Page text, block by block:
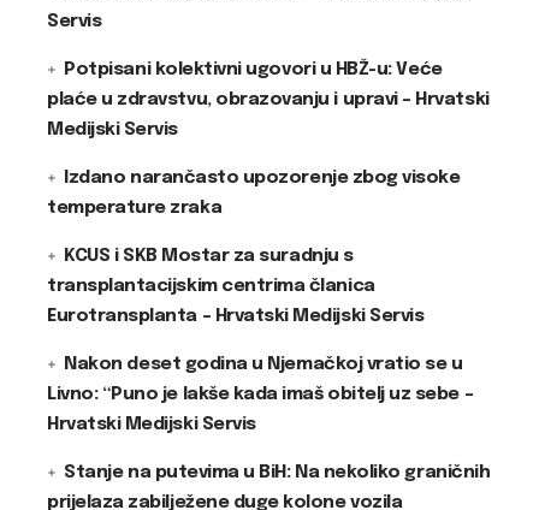
Servis
Potpisani kolektivni ugovori u HBŽ-u: Veće
plaće u zdravstvu, obrazovanju i upravi – Hrvatski
Medijski Servis
Izdano narančasto upozorenje zbog visoke
temperature zraka
KCUS i SKB Mostar za suradnju s
transplantacijskim centrima članica
Eurotransplanta – Hrvatski Medijski Servis
Nakon deset godina u Njemačkoj vratio se u
Livno: “Puno je lakše kada imaš obitelj uz sebe –
Hrvatski Medijski Servis
Stanje na putevima u BiH: Na nekoliko graničnih
prijelaza zabilježene duge kolone vozila